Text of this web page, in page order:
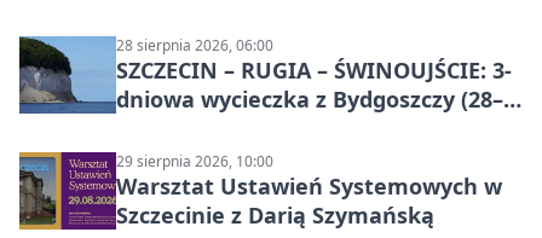
28 sierpnia 2026, 06:00
SZCZECIN – RUGIA – ŚWINOUJŚCIE: 3-
dniowa wycieczka z Bydgoszczy (28–
29 sierpnia 2026, 10:00
Warsztat Ustawień Systemowych w
Szczecinie z Darią Szymańską